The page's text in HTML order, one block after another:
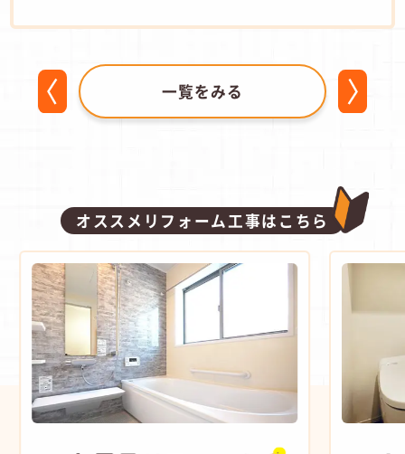
一覧をみる
オススメリフォーム工事はこちら